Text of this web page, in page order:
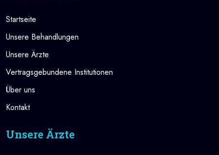
Startseite
Unsere Behandlungen
Unsere Ärzte
Vertragsgebundene Institutionen
Über uns
Kontakt
Unsere Ärzte